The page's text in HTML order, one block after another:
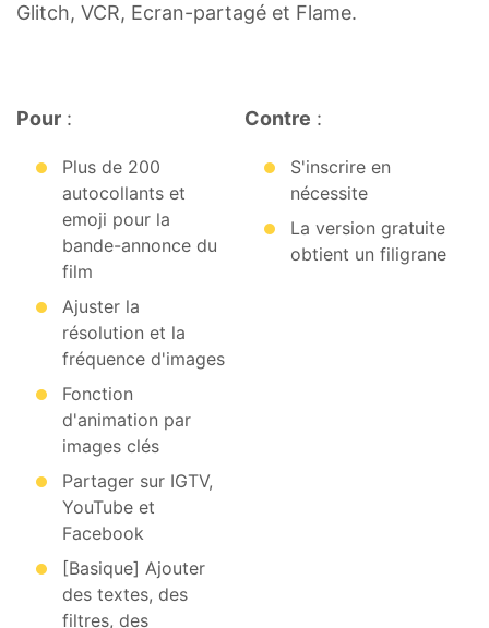
Glitch, VCR, Ecran-partagé et Flame.
Pour :
Plus de 200
autocollants et
emoji pour la
bande-annonce du
film
Ajuster la
résolution et la
fréquence d'images
Fonction
d'animation par
images clés
Partager sur IGTV,
YouTube et
Facebook
[Basique] Ajouter
des textes, des
filtres, des
Contre :
S'inscrire en
nécessite
La version gratuite
obtient un filigrane